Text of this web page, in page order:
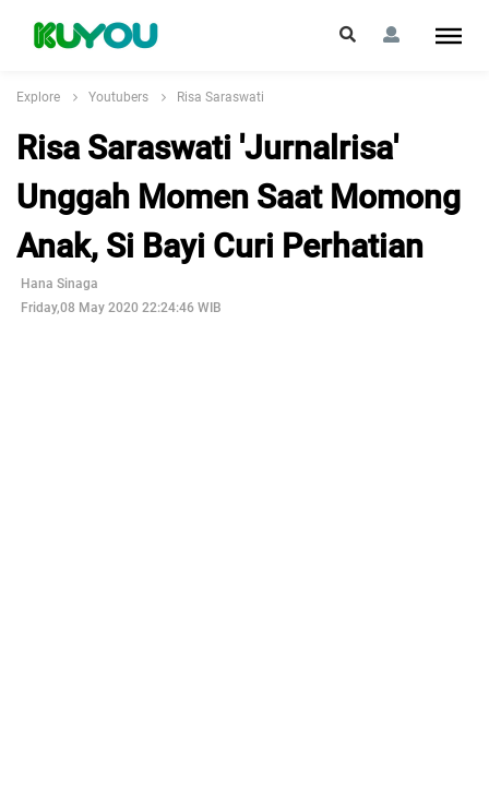
Explore Youtubers Risa Saraswati
Risa Saraswati 'Jurnalrisa'
Unggah Momen Saat Momong
Anak, Si Bayi Curi Perhatian
Hana Sinaga
Friday,08 May 2020 22:24:46 WIB